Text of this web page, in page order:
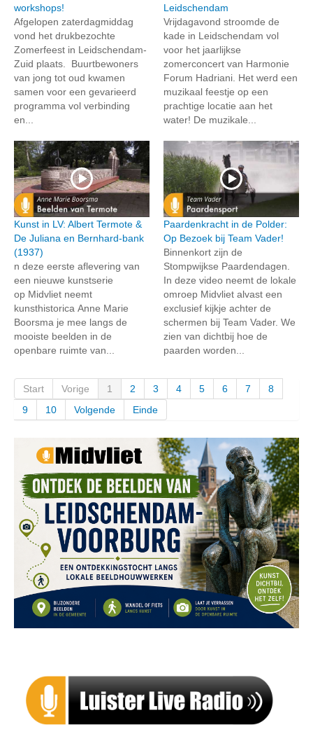
workshops!
Afgelopen zaterdagmiddag
vond het drukbezochte
Zomerfeest in Leidschendam-
Zuid plaats. Buurtbewoners
van jong tot oud kwamen
samen voor een gevarieerd
programma vol verbinding
en...
Leidschendam
Vrijdagavond stroomde de
kade in Leidschendam vol
voor het jaarlijkse
zomerconcert van Harmonie
Forum Hadriani. Het werd een
muzikaal feestje op een
prachtige locatie aan het
water! De muzikale...
Kunst in LV: Albert Termote &
De Juliana en Bernhard-bank
(1937)
n deze eerste aflevering van
een nieuwe kunstserie
op Midvliet neemt
kunsthistorica Anne Marie
Boorsma je mee langs de
mooiste beelden in de
openbare ruimte van...
Paardenkracht in de Polder:
Op Bezoek bij Team Vader!
Binnenkort zijn de
Stompwijkse Paardendagen.
In deze video neemt de lokale
omroep Midvliet alvast een
exclusief kijkje achter de
schermen bij Team Vader. We
zien van dichtbij hoe de
paarden worden...
Start Vorige 1 2 3 4 5 6 7
8
9
10 Volgende Einde